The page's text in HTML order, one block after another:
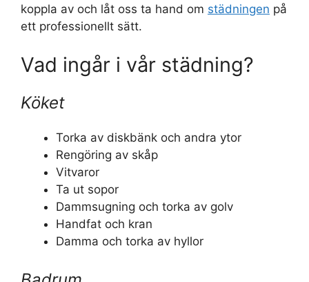
koppla av och låt oss ta hand om städningen på
ett professionellt sätt.
Vad ingår i vår städning?
Köket
Torka av diskbänk och andra ytor
Rengöring av skåp
Vitvaror
Ta ut sopor
Dammsugning och torka av golv
Handfat och kran
Damma och torka av hyllor